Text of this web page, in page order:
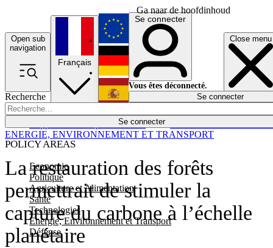
Ga naar de hoofdinhoud
Open sub
navigation
Close menu
Recherche
Se connecter
POLICY AREAS
Economie
Politique
Agriculture et Alimentation
Santé
Technologies
Energie, Environnement et Transport
Défense
Économie
Français
English
Deutsch
Español
Se connecter
Vous êtes déconnecté.
Se connecter
La restauration des forêts
permettrait de stimuler la
capture du carbone à l’échelle
planétaire
ENERGIE, ENVIRONNEMENT ET TRANSPORT